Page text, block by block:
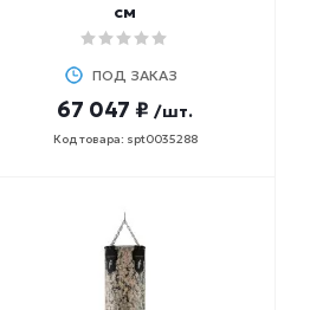
см
ПОД ЗАКАЗ
67 047 ₽ /шт.
Код товара: spt0035288